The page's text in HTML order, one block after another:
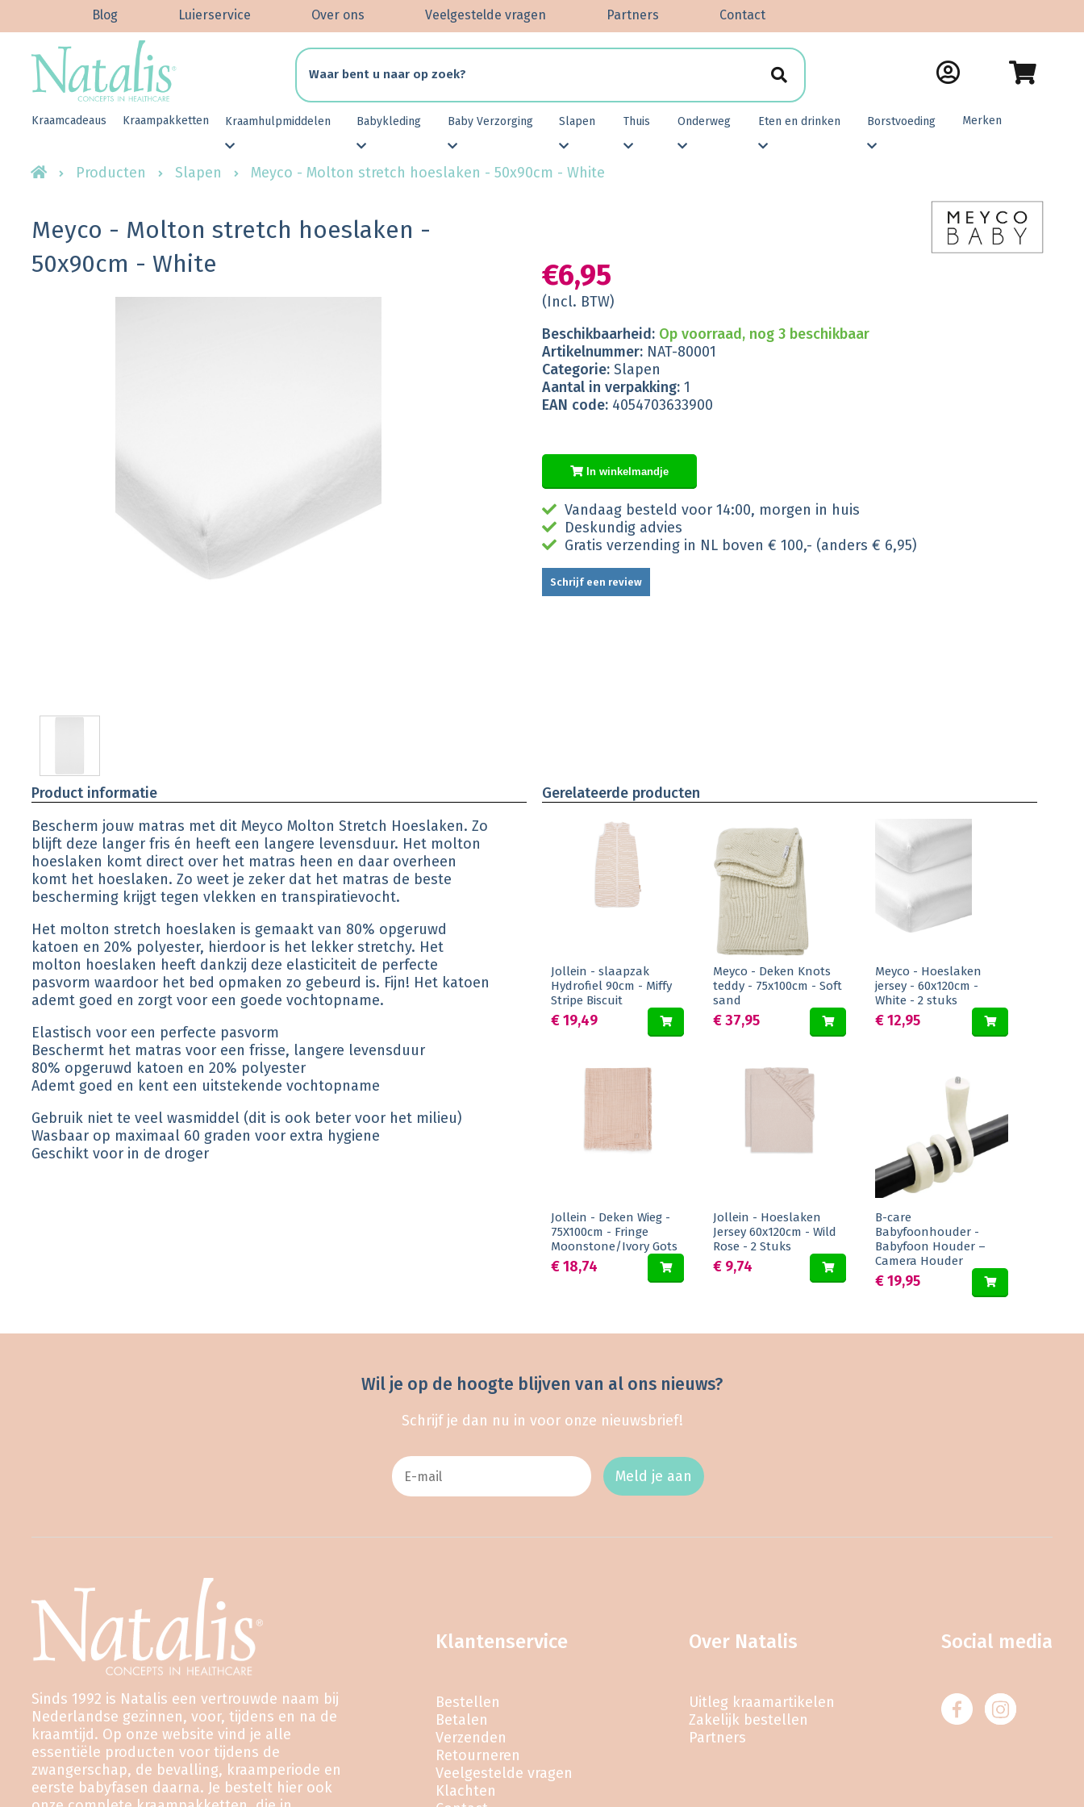
Contact
Partners
Veelgestelde vragen
Over ons
Luierservice
Blog
Kraamcadeaus Kraampakketten Kraamhulpmiddelen Babykleding Baby Verzorging Slapen Thuis Onderweg Eten en drinken Borstvoeding Merken
Producten Slapen Meyco - Molton stretch hoeslaken - 50x90cm - White
Meyco - Molton stretch hoeslaken -
50x90cm - White
€6,95
(Incl. BTW)
Beschikbaarheid: Op voorraad, nog 3 beschikbaar
Artikelnummer: NAT-80001
Categorie: Slapen
Aantal in verpakking: 1
EAN code: 4054703633900
In winkelmandje
Vandaag besteld voor 14:00, morgen in huis
Deskundig advies
Gratis verzending in NL boven € 100,- (anders € 6,95)
Schrijf een review
Product informatie
Bescherm jouw matras met dit Meyco Molton Stretch Hoeslaken. Zo
blijft deze langer fris én heeft een langere levensduur. Het molton
hoeslaken komt direct over het matras heen en daar overheen
komt het hoeslaken. Zo weet je zeker dat het matras de beste
bescherming krijgt tegen vlekken en transpiratievocht.
Het molton stretch hoeslaken is gemaakt van 80% opgeruwd
katoen en 20% polyester, hierdoor is het lekker stretchy. Het
molton hoeslaken heeft dankzij deze elasticiteit de perfecte
pasvorm waardoor het bed opmaken zo gebeurd is. Fijn! Het katoen
ademt goed en zorgt voor een goede vochtopname.
Elastisch voor een perfecte pasvorm
Beschermt het matras voor een frisse, langere levensduur
80% opgeruwd katoen en 20% polyester
Ademt goed en kent een uitstekende vochtopname
Gebruik niet te veel wasmiddel (dit is ook beter voor het milieu)
Wasbaar op maximaal 60 graden voor extra hygiene
Geschikt voor in de droger
Gerelateerde producten
Jollein - slaapzak
Hydrofiel 90cm - Miffy
Stripe Biscuit
€ 19,49
Meyco - Deken Knots
teddy - 75x100cm - Soft
sand
€ 37,95
Meyco - Hoeslaken
jersey - 60x120cm -
White - 2 stuks
€ 12,95
Jollein - Deken Wieg -
75X100cm - Fringe
Moonstone/Ivory Gots
€ 18,74
Jollein - Hoeslaken
Jersey 60x120cm - Wild
Rose - 2 Stuks
€ 9,74
B-care
Babyfoonhouder -
Babyfoon Houder –
Camera Houder
€ 19,95
Wil je op de hoogte blijven van al ons nieuws?
Schrijf je dan nu in voor onze nieuwsbrief!
Meld je aan
Sinds 1992 is Natalis een vertrouwde naam bij
Nederlandse gezinnen, voor, tijdens en na de
kraamtijd. Op onze website vind je alle
essentiële producten voor tijdens de
zwangerschap, de bevalling, kraamperiode en
eerste babyfasen daarna. Je bestelt hier ook
Klantenservice
Bestellen
Betalen
Verzenden
Retourneren
Veelgestelde vragen
Klachten
Over Natalis
Uitleg kraamartikelen
Zakelijk bestellen
Partners
Social media